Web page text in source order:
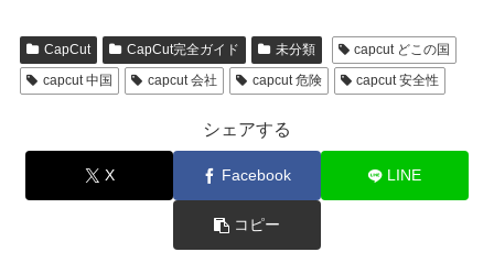
CapCut CapCut完全ガイド 未分類
capcut どこの国
capcut 中国
capcut 会社 capcut 危険 capcut 安全性
シェアする
X Facebook LINE
コピー